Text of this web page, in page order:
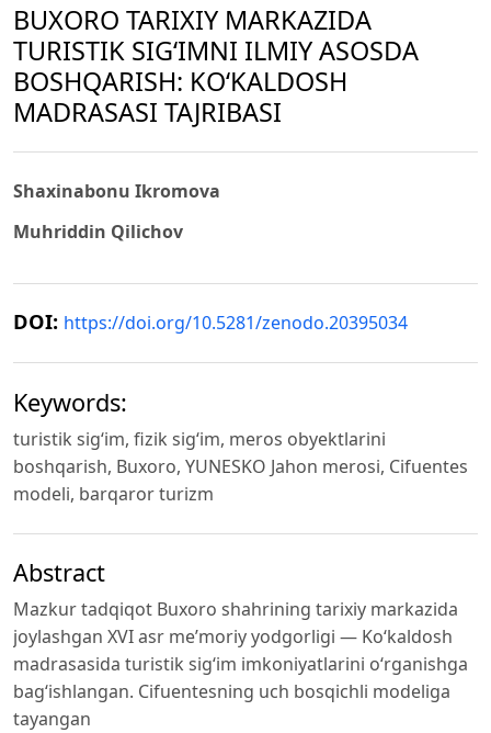
BUXORO TARIXIY MARKAZIDA
TURISTIK SIG‘IMNI ILMIY ASOSDA
BOSHQARISH: KOʻKALDOSH
MADRASASI TAJRIBASI
Shaxinabonu Ikromova
Muhriddin Qilichov
DOI: https://doi.org/10.5281/zenodo.20395034
Keywords:
turistik sigʻim, fizik sigʻim, meros obyektlarini
boshqarish, Buxoro, YUNESKO Jahon merosi, Cifuentes
modeli, barqaror turizm
Abstract
Mazkur tadqiqot Buxoro shahrining tarixiy markazida
joylashgan XVI asr meʼmoriy yodgorligi — Koʻkaldosh
madrasasida turistik sigʻim imkoniyatlarini oʻrganishga
bagʻishlangan. Cifuentesning uch bosqichli modeliga
tayangan